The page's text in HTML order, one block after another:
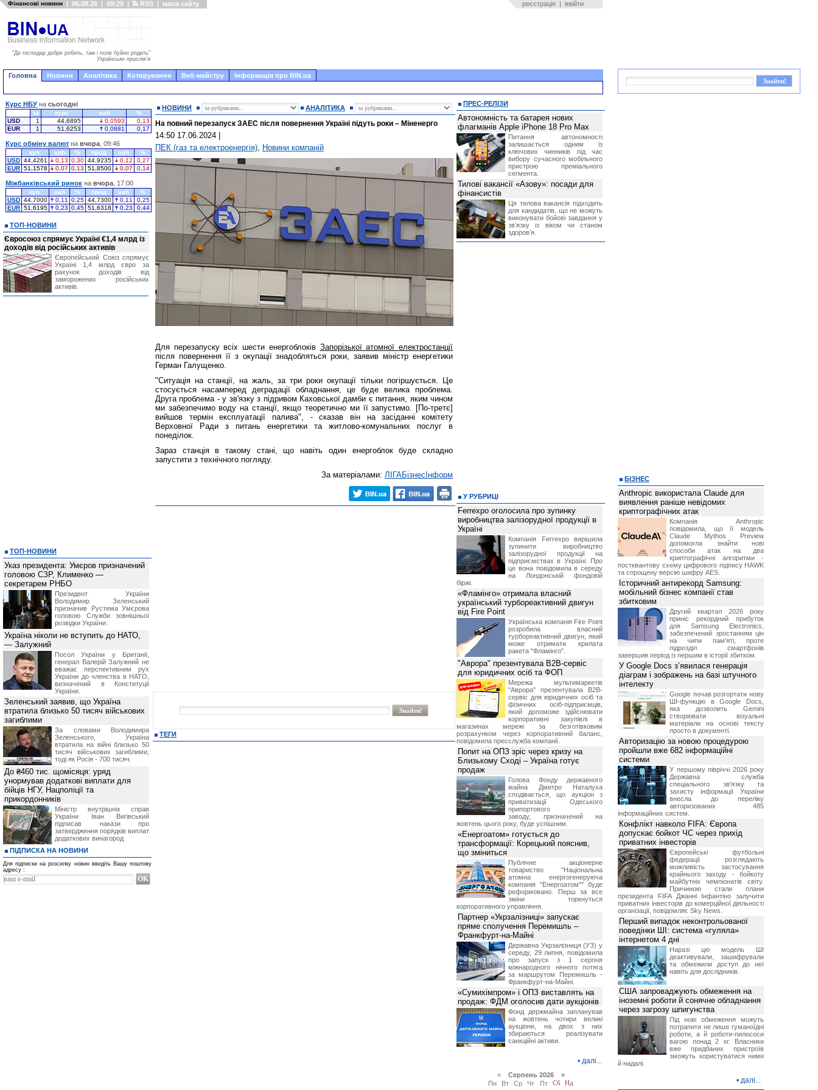
Фінансові новини | 06.08.26 | 09:29 | RSS | мапа сайту реєстрація | ввійти
"Де господар добре робить, там і поле буйно родить"
Українське прислів'я
Головна Новини Аналітика Котирування Веб-майстру Інформація про BIN.ua
НОВИНИ АНАЛІТИКА
На повний перезапуск ЗАЕС після повернення Україні підуть роки – Міненерго
14:50 17.06.2024
ПЕК (газ та електроенергія), Новини компаній
Для перезапуску всіх шести енергоблоків Запорізької атомної електростанції
після повернення її з окупації знадобляться роки, заявив міністр енергетики
Герман Галущенко.
"Ситуація на станції, на жаль, за три роки окупації тільки погіршується. Це
стосується насамперед деградації обладнання, це буде велика проблема.
Друга проблема - у зв'язку з підривом Каховської дамби є питання, яким чином
ми забезпечимо воду на станції, якщо теоретично ми її запустимо. [По-третє]
вийшов термін експлуатації палива", - сказав він на засіданні комітету
Верховної Ради з питань енергетики та житлово-комунальних послуг в
понеділок.
Зараз станція в такому стані, що навіть один енергоблок буде складно
запустити з технічного погляду.
За матеріалами: ЛIГАБiзнесIнформ
ТЕГИ
Курс НБУ на сьогодні
за курс uah
%
USD
1 44,6895 0,0593
0,13
EUR
1 51,6253 0,0881 0,17
Курс обміну валют на вчора , 09:46
куп. uah % прод. uah
%
USD 44,4261 0,13 0,30 44,9235 0,12
0,27
EUR 51,1578 0,07 0,13 51,8500 0,07 0,14
Міжбанківський ринок на вчора , 17:00
куп. uah % прод. uah
%
USD 44,7000 0,11 0,25 44,7300 0,11
0,25
EUR 51,6195 0,23 0,45 51,6318 0,23 0,44
ТОП-НОВИНИ
Євросоюз спрямує Україні €1,4 млрд із
доходів від російських активів
Європейський Союз спрямує
Україні 1,4 млрд євро за
рахунок доходів від
заморожених російських
активів.
ТОП-НОВИНИ
Указ президента: Умєров призначений
головою СЗР, Клименко —
секретарем РНБО
Президент України
Володимир Зеленський
призначив Pустема Умєрова
головою Служби зовнішньої
розвідки України.
Україна ніколи не вступить до НАТО,
— Залужний
Посол України у Британії,
генерал Валерій Залужний не
вважає перспективним рух
України до членства в НАТО,
визначений в Конституції
України.
Зеленський заявив, що Україна
втратила близько 50 тисяч військових
загиблими
За словами Володимира
Зеленського, Україна
втратила на війні близько 50
тисяч військових загиблими,
тоді як Росія - 700 тисяч.
До ₴460 тис. щомісяця: уряд
унормував додаткові виплати для
бійців НГУ, Нацполіції та
прикордонників
Міністр внутрішніх справ
України Іван Вигівський
підписав накази про
затвердження порядків виплат
додаткових винагород
ПІДПИСКА НА НОВИНИ
Для підписки на розсилку новин введіть Вашу поштову
адресу :
ПРЕС-РЕЛІЗИ
Автономність та батарея нових
флагманів Apple iPhone 18 Pro Max
Питання автономності
залишається одним із
ключових чинників під час
вибору сучасного мобільного
пристрою преміального
сегмента.
Тилові вакансії «Азову»: посади для
фінансистів
Ця тилова вакансія підходить
для кандидатів, що не можуть
виконувати бойові завдання у
звʼязку із віком чи станом
здоровʼя.
У РУБРИЦІ
Ferrexpo оголосила про зупинку
виробництва залізорудної продукції в
Україні
Компанія Ferrexpo вирішила
зупинити виробництво
залізорудної продукції на
підприємствах в Україні. Про
це вона повідомила в середу
на Лондонській фондовій
біржі.
«Фламінго» отримала власний
український турбореактивний двигун
від Fire Point
Українська компанія Fire Point
розробила власний
турбореактивний двигун, який
може отримати крилата
ракета "Фламінго".
"Аврора" презентувала B2B-сервіс
для юридичних осіб та ФОП
Мережа мультимаркетів
"Аврора" презентувала B2B-
сервіс для юридичних осіб та
фізичних осіб-підприємців,
який допоможе здійснювати
корпоративні закупівлі в
магазинах мережі за безготівковим
розрахунком через корпоративний баланс,
повідомила пресслужба компанії.
Попит на ОПЗ зріс через кризу на
Близькому Сході – Україна готує
продаж
Голова Фонду державного
майна Дмитро Наталуха
сподівається, що аукціон з
приватизації Одеського
припортового
заводу, призначений на
жовтень цього року, буде успішним.
«Енергоатом» готується до
трансформації: Корецький пояснив,
що зміниться
Публічне акціонерне
товариство "Національна
атомна енергогенеруюча
компанія "Енергоатом"" буде
реформовано. Перш за все
зміни торкнуться
корпоративного управління.
Партнер «Укрзалізниці» запускає
пряме сполучення Перемишль –
Франкфурт-на-Майні
Державна Укрзалізниця (УЗ) у
середу, 29 липня, повідомила
про запуск з 1 серпня
міжнародного нічного потяга
за маршрутом Перемишль -
Франкфурт-на-Майні.
«Сумихімпром» і ОПЗ виставлять на
продаж: ФДМ оголосив дати аукціонів
Фонд держмайна запланував
на жовтень чотири великі
аукціони, на двох з них
збираються реалізувати
санкційні активи.
• далі...
«Серпень 2026 »
Пн
Вт Ср Чт Пт Сб
Нд
БІЗНЕС
Anthropic використала Claude для
виявлення раніше невідомих
криптографічних атак
Компанія Anthropic
повідомила, що її модель
Claude Mythos Preview
допомогла знайти нові
способи атак на два
криптографічні алгоритми -
постквантову схему цифрового підпису HAWK
та спрощену версію шифру AES.
Історичний антирекорд Samsung:
мобільний бізнес компанії став
збитковим
Другий квартал 2026 року
приніс рекордний прибуток
для Samsung Electronics,
забезпечений зростанням цін
на чипи пам'яті, проте
підрозділ смартфонів
завершив період із першим в історії збитком.
У Google Docs з’явилася генерація
діаграм і зображень на базі штучного
інтелекту
Google почав розгортати нову
ШІ-функцію в Google Docs,
яка дозволить Gemini
створювати візуальні
матеріали на основі тексту
просто в документі.
Авторизацію за новою процедурою
пройшли вже 682 інформаційні
системи
У першому півріччі 2026 року
Державна служба
спеціального зв'язку та
захисту інформації України
внесла до переліку
авторизованих 485
інформаційних систем.
Конфлікт навколо FIFA: Європа
допускає бойкот ЧС через прихід
приватних інвесторів
Європейські футбольні
федерації розглядають
можливість застосування
крайнього заходу - бойкоту
майбутніх чемпіонатів світу.
Причиною стали плани
президента FIFA Джанні Інфантіно залучити
приватних інвесторів до комерційної діяльності
організації, повідомляє Sky News.
Перший випадок неконтрольованої
поведінки ШІ: система «гуляла»
інтернетом 4 дні
Наразі цю модель ШІ
деактивували, зашифрували
та обмежили доступ до неї
навіть для дослідників.
США запроваджують обмеження на
іноземні роботи й сонячне обладнання
через загрозу шпигунства
Під нові обмеження можуть
потрапити не лише гуманоїдні
роботи, а й роботи-пилососи
вагою понад 2 кг. Власники
вже придбаних пристроїв
зможуть користуватися ними
й надалі.
• далі...